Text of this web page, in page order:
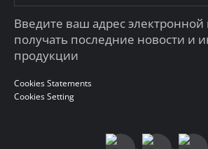
Введите ваш адрес
получать последние новости и
продукции
Cookies Statements
Cookies Setting